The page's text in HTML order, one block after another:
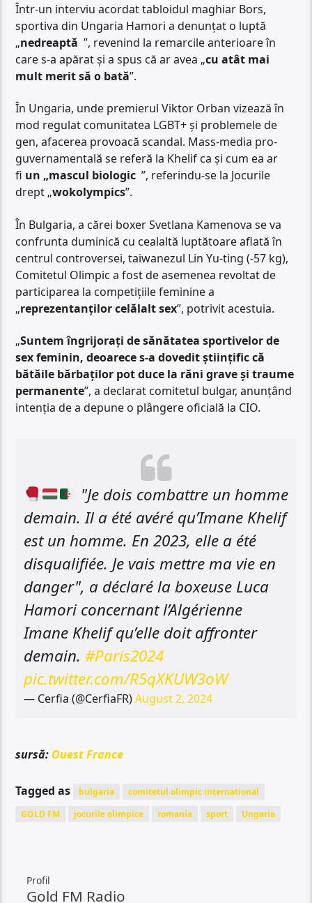
Într-un interviu acordat tabloidul maghiar Bors,
sportiva din Ungaria Hamori a denunțat o luptă
„nedreaptă ”, revenind la remarcile anterioare în
care s-a apărat și a spus că ar avea „cu atât mai
mult merit să o bată”.
În Ungaria, unde premierul Viktor Orban vizează în
mod regulat comunitatea LGBT+ și problemele de
gen, afacerea provoacă scandal. Mass-media pro-
guvernamentală se referă la Khelif ca și cum ea ar
fi un „mascul biologic ”, referindu-se la Jocurile
drept „wokolympics”.
În Bulgaria, a cărei boxer Svetlana Kamenova se va
confrunta duminică cu cealaltă luptătoare aflată în
centrul controversei, taiwanezul Lin Yu-ting (-57 kg),
Comitetul Olimpic a fost de asemenea revoltat de
participarea la competițiile feminine a
„reprezentanților celălalt sex”, potrivit acestuia.
„Suntem îngrijorați de sănătatea sportivelor de
sex feminin, deoarece s-a dovedit științific că
bătăile bărbaților pot duce la răni grave și traume
permanente”, a declarat comitetul bulgar, anunțând
intenția de a depune o plângere oficială la CIO.
"Je dois combattre un homme
demain. Il a été avéré qu’Imane Khelif
est un homme. En 2023, elle a été
disqualifiée. Je vais mettre ma vie en
danger", a déclaré la boxeuse Luca
Hamori concernant l’Algérienne
Imane Khelif qu’elle doit affronter
demain. #Paris2024
pic.twitter.com/R5qXKUW3oW
— Cerfia (@CerfiaFR)August 2, 2024
sursă: Ouest France
Tagged as bulgaria
comitetul olimpic international
GOLD FM
jocurile olimpice romania sport Ungaria
Profil
Gold FM Radio